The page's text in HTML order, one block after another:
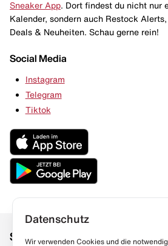
Sneaker App . Dort findest du nicht nur
Kalender, sondern auch Restock
Deals & Neuheiten. Schau gerne rein!
Social Media
Instagram
Telegram
Tiktok
Social Media Links
Datenschutz
Wir verwenden Cookies und die